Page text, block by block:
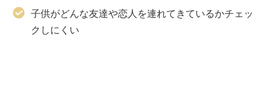
子供がどんな友達や恋人を連れてきているかチェッ
クしにくい